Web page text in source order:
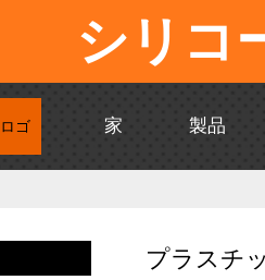
シリコ
家 製品
プラスチ